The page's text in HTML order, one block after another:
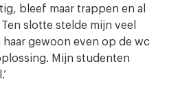
bleef maar trappen en al
slotte stelde mijn veel
gewoon even op de wc
Mijn studenten